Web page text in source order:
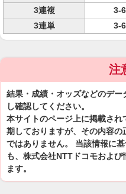
3連複
3-
3連単
3-
注
結果・成績・オッズなどのデ
し確認してください。
本サイトのページ上に掲載さ
期しておりますが、その内容
ではありません。 当該情報に
も、株式会社NTTドコモおよ
ます。